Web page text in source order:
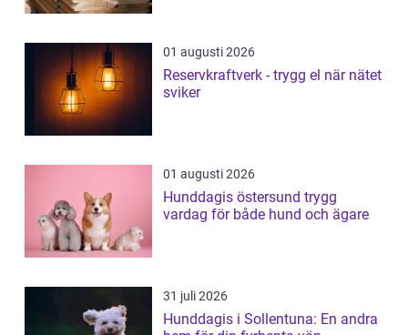
01 augusti 2026
Reservkraftverk - trygg el när nätet
sviker
01 augusti 2026
Hunddagis östersund trygg
vardag för både hund och ägare
31 juli 2026
Hunddagis i Sollentuna: En andra